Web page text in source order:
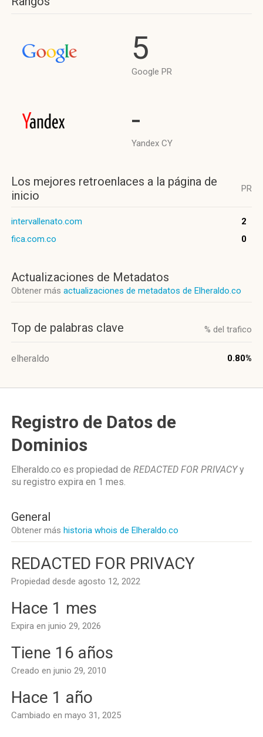
5
Google PR
-
Yandex CY
Los mejores retroenlaces a la página de
inicio
PR
intervallenato.com
2
fica.com.co
0
Actualizaciones de Metadatos
Obtener más actualizaciones de metadatos de Elheraldo.co
Top de palabras clave % del trafico
elheraldo 0.80%
Registro de Datos de
Dominios
Elheraldo.co es propiedad de REDACTED FOR PRIVACYy
su registro expira en 1 mes.
General
Obtener más historia whois de Elheraldo.co
REDACTED FOR PRIVACY
Propiedad desde agosto 12, 2022
Hace 1 mes
Expira en junio 29, 2026
Tiene 16 años
Creado en junio 29, 2010
Hace 1 año
Cambiado en mayo 31, 2025